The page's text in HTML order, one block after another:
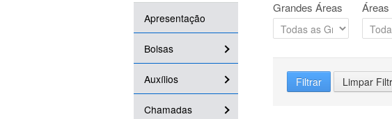
Apresentação
Bolsas
Auxílios
Chamadas
Grandes Áreas Áreas
Filtrar Limpar